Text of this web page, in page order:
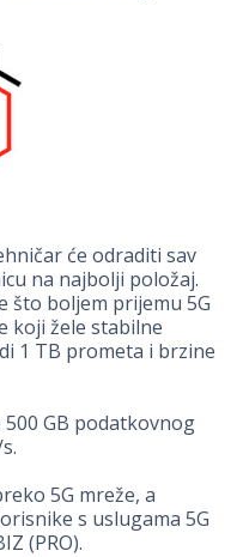
će odraditi sav
na najbolji položaj.
što boljem prijemu 5G
koji žele stabilne
1 TB prometa i brzine
GB podatkovnog
5G mreže, a
s uslugama 5G
(PRO).